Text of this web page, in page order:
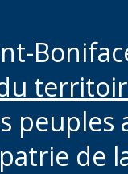
peuples
patrie de